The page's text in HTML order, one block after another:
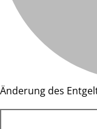
Änderung des